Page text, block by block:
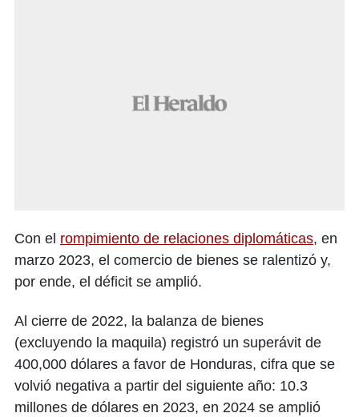
Con el rompimiento de relaciones diplomáticas, en
marzo 2023, el comercio de bienes se ralentizó y,
por ende, el déficit se amplió.
Al cierre de 2022, la balanza de bienes
(excluyendo la maquila) registró un superávit de
400,000 dólares a favor de Honduras, cifra que se
volvió negativa a partir del siguiente año: 10.3
millones de dólares en 2023, en 2024 se amplió